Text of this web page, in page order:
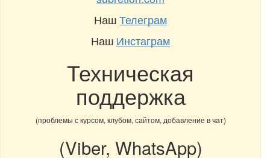
НашТелеграм
Наш Инстаграм
Техническая
поддержка
(проблемы с курсом, клубом, сайтом, добавление в чат)
(Viber, WhatsApp)